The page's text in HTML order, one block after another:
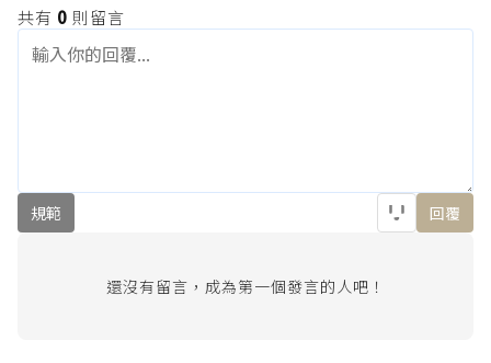
共有 0 則留言
規範 回覆
還沒有留言，成為第一個發言的人吧！